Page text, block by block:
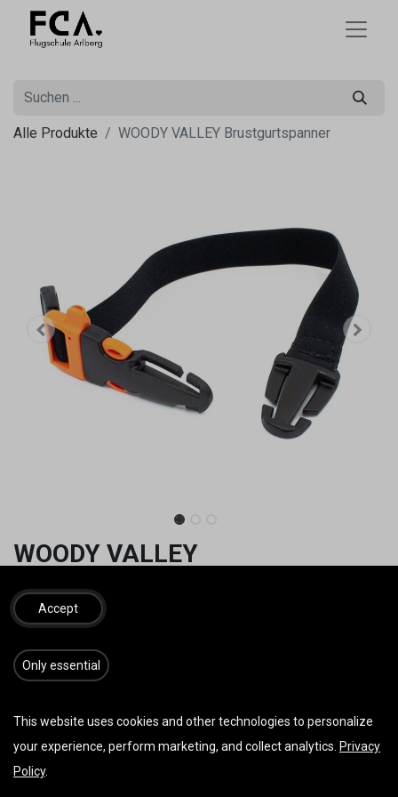
Alle Produkte WOODY VALLEY Brustgurtspanner
WOODY VALLEY
Brustgurtspanner
Mit Notsignal Pfeife
12,00€ inkl. MwSt.
IN DEN WARENKORB JETZT KAUFEN
Accept
​​​Only essential
This website uses cookies and other technologies to personalize
your experience, perform marketing, and collect analytics. Privacy
Policy.